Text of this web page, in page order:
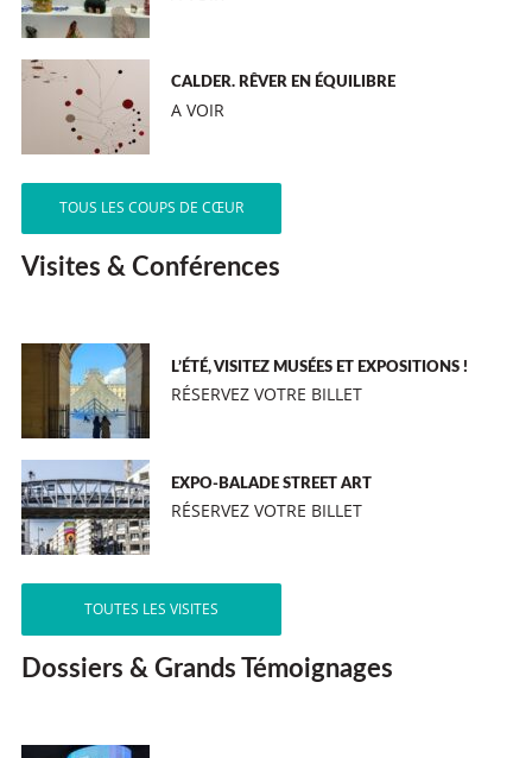
CALDER. RÊVER EN ÉQUILIBRE
A VOIR
TOUS LES COUPS DE CŒUR
Visites & Conférences
L’ÉTÉ, VISITEZ MUSÉES ET EXPOSITIONS !
RÉSERVEZ VOTRE BILLET
EXPO-BALADE STREET ART
RÉSERVEZ VOTRE BILLET
TOUTES LES VISITES
Dossiers & Grands Témoignages